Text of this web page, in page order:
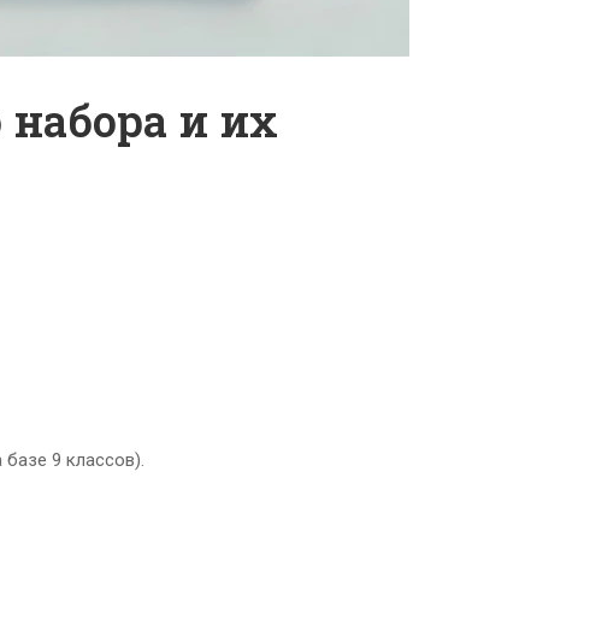
и их
9 классов).